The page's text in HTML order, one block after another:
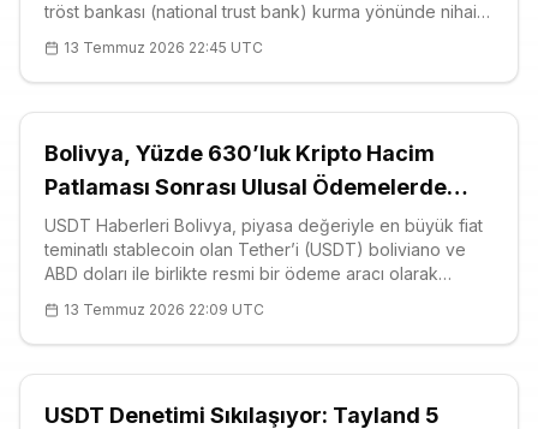
tröst bankası (national trust bank) kurma yönünde nihai
buna yü
13 Temmuz 2026 22:45 UTC
Bolivya, Yüzde 630’luk Kripto Hacim
Patlaması Sonrası Ulusal Ödemelerde
USDT’yi Değerlendiriyor
USDT Haberleri Bolivya, piyasa değeriyle en büyük fiat
teminatlı stablecoin olan Tether’i (USDT) boliviano ve
ABD doları ile birlikte resmi bir ödeme aracı olarak
Jose
13 Temmuz 2026 22:09 UTC
USDT Denetimi Sıkılaşıyor: Tayland 5